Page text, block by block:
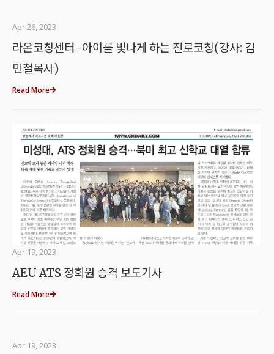
Apr 26, 2023
라온코칭센터-아이를 빛나게 하는 진로코칭(강사: 김
민철목사)
Read More
Apr 19, 2023
AEU ATS 정회원 승격 보도기사
Read More
Apr 19, 2023